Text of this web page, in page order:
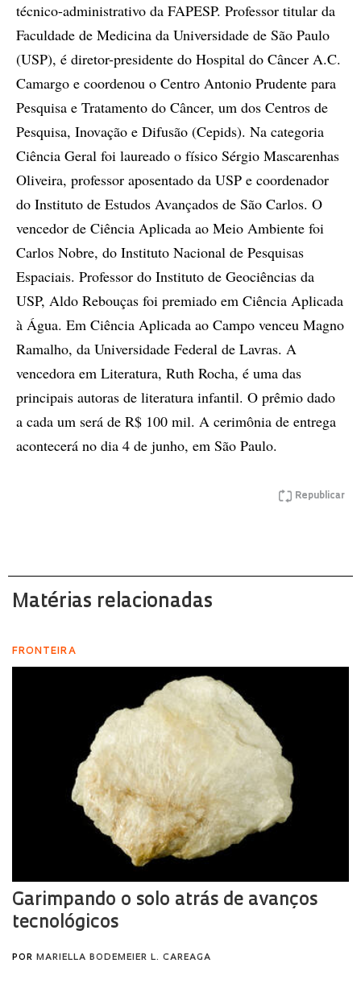
técnico-administrativo da FAPESP. Professor titular da
Faculdade de Medicina da Universidade de São Paulo
(USP), é diretor-presidente do Hospital do Câncer A.C.
Camargo e coordenou o Centro Antonio Prudente para
Pesquisa e Tratamento do Câncer, um dos Centros de
Pesquisa, Inovação e Difusão (Cepids). Na categoria
Ciência Geral foi laureado o físico Sérgio Mascarenhas
Oliveira, professor aposentado da USP e coordenador
do Instituto de Estudos Avançados de São Carlos. O
vencedor de Ciência Aplicada ao Meio Ambiente foi
Carlos Nobre, do Instituto Nacional de Pesquisas
Espaciais. Professor do Instituto de Geociências da
USP, Aldo Rebouças foi premiado em Ciência Aplicada
à Água. Em Ciência Aplicada ao Campo venceu Magno
Ramalho, da Universidade Federal de Lavras. A
vencedora em Literatura, Ruth Rocha, é uma das
principais autoras de literatura infantil. O prêmio dado
a cada um será de R$ 100 mil. A cerimônia de entrega
acontecerá no dia 4 de junho, em São Paulo.
Republicar